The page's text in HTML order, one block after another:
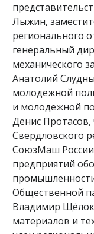
Лыжин,
регионального
генеральный
механического
Анатолий
молодежной
и молодежной
Денис Протасов,
Свердловского
СоюзМаш
предприятий
Общественной
Владимир
материалов и